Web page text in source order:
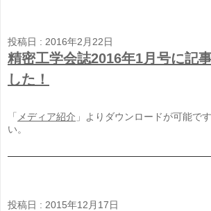
投稿日 : 2016年2月22日
精密工学会誌2016年1月号に記
した！
「 メディア紹介 」よりダウンロードが可能で
い。
投稿日 : 2015年12月17日